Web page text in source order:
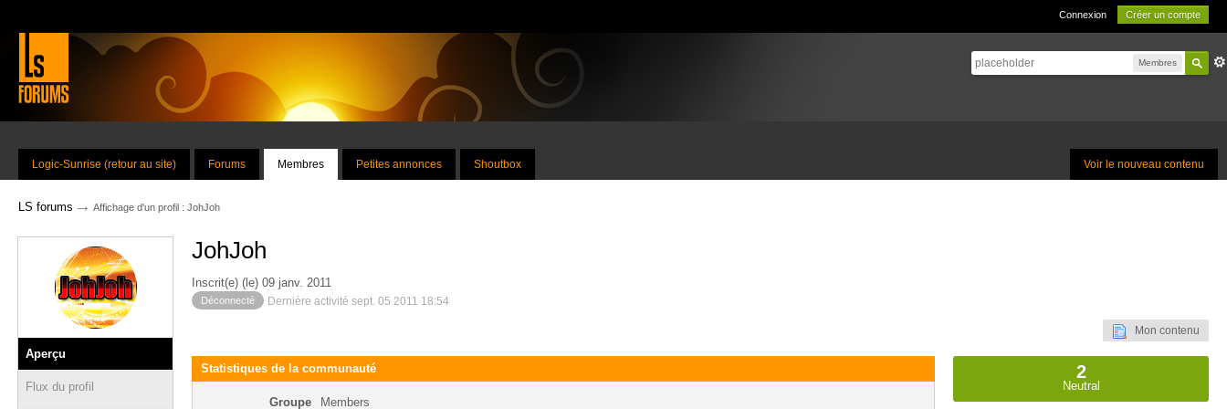
Connexion Créer un compte
Membres
Voir le nouveau contenu
Logic-Sunrise (retour au site) Forums Membres Petites annonces Shoutbox
LS forums → Affichage d'un profil : JohJoh
Aperçu
Flux du profil
JohJoh
Inscrit(e) (le) 09 janv. 2011
Déconnecté Dernière activité sept. 05 2011 18:54
Mon contenu
Statistiques de la communauté
Groupe Members
2
Neutral